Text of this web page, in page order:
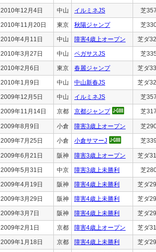
2010年12月4日 中山 イルミネJS 芝
2010年11月20日 東京 秋陽ジャンプ 芝
2010年4月11日 中山 障害4歳上オープン 芝ダ
2010年3月27日 中山 ペガサスJS 芝
2010年2月6日 東京 春麗ジャンプ 芝ダ
2010年1月9日 中山 中山新春JS 芝ダ
2009年12月5日 中山 イルミネJS 芝
2009年11月14日 京都 京都ジャンプ 芝
2009年8月9日 小倉 障害3歳上オープン 芝
2009年7月25日 小倉 小倉サマーJ 芝
2009年6月21日 阪神 障害3歳上オープン 芝ダ
2009年5月31日 中京 障害3歳上未勝利 芝
2009年4月19日 阪神 障害4歳上未勝利 芝ダ
2009年3月29日 阪神 障害4歳上未勝利 芝ダ
2009年3月7日 阪神 障害4歳上未勝利 芝ダ
2009年2月1日 京都 障害4歳上オープン 芝ダ
2009年1月18日 京都 障害4歳上未勝利 芝ダ